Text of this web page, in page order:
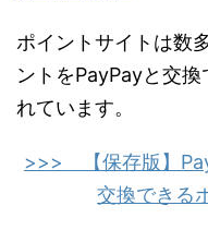
ポイントサイトは数
ントをPayPayと交
れています。
>>> 【保存版】
交換できる